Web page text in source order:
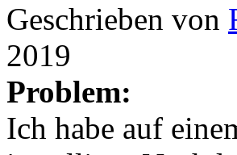
Geschrieben von
2019
Problem:
Ich habe auf